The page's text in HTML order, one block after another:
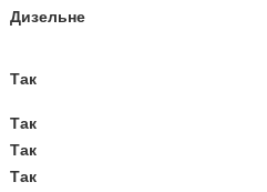
Дизельне
Так
Так
Так
Так